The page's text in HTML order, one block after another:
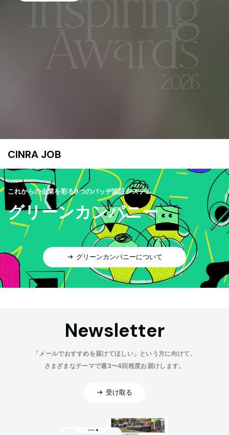
CINRA JOB
これからの企業を彩る9つのバッヂ認証システム
グリーンカンパニー
グリーンカンパニーについて
Newsletter
「メールでおすすめを届けてほしい」という方に向けて、
さまざまなテーマで週3〜4回程度お届けします。
受け取る